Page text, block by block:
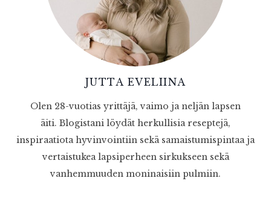
JUTTA EVELIINA
Olen 28-vuotias yrittäjä, vaimo ja neljän lapsen
äiti. Blogistani löydät herkullisia reseptejä,
inspiraatiota hyvinvointiin sekä samaistumispintaa ja
vertaistukea lapsiperheen sirkukseen sekä
vanhemmuuden moninaisiin pulmiin.